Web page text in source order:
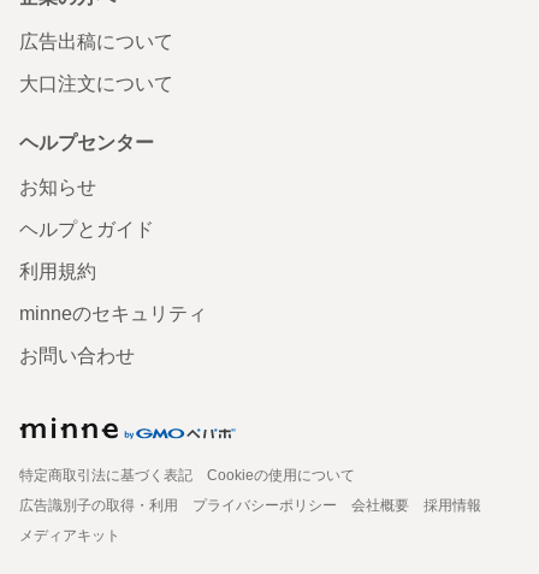
広告出稿について
大口注文について
ヘルプセンター
お知らせ
ヘルプとガイド
利用規約
minneのセキュリティ
お問い合わせ
特定商取引法に基づく表記
Cookieの使用について
広告識別子の取得・利用
プライバシーポリシー 会社概要
採用情報
メディアキット